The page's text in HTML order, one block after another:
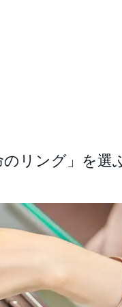
のリング」を選